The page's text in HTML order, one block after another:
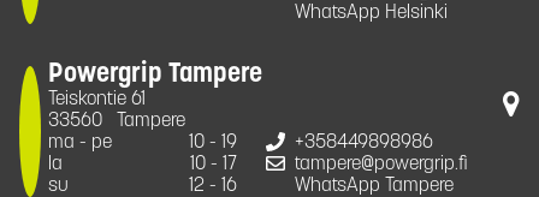
WhatsApp Helsinki
Powergrip Tampere
Teiskontie 61
33560
Tampere
ma - pe
10 - 19
la
10 - 17
su
12 - 16
+358449898986
tampere@powergrip.fi
WhatsApp Tampere